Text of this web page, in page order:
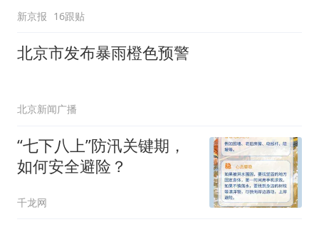
新京报 16跟贴
北京市发布暴雨橙色预警
北京新闻广播
“七下八上”防汛关键期，
如何安全避险？
千龙网